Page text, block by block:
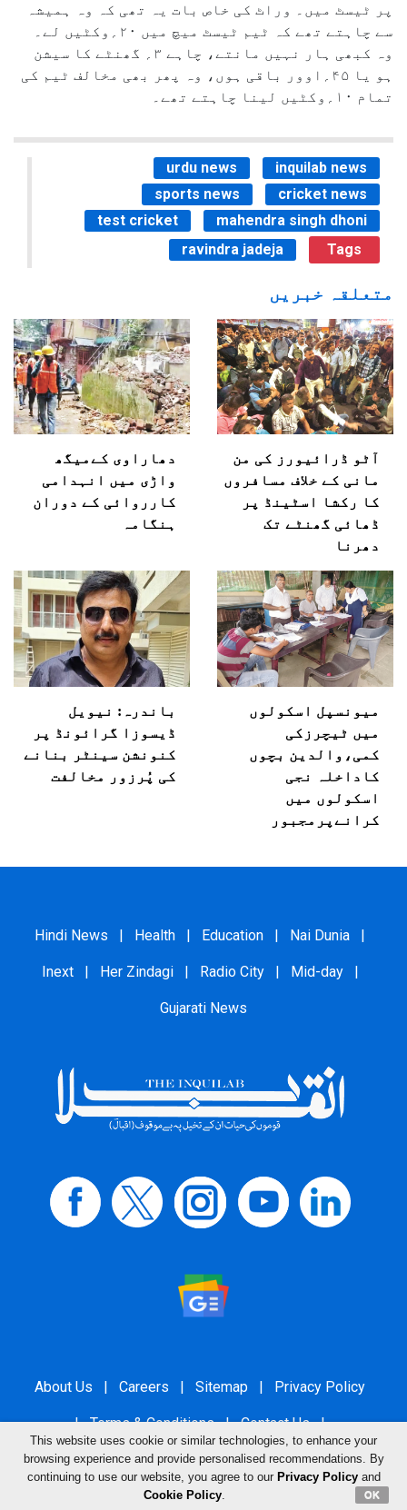
پر ٹیسٹ میں۔ وراٹ کی خاص بات یہ تھی کہ وہ ہمیشہ
سے چاہتے تھے کہ ٹیم ٹیسٹ میچ میں ۲۰؍وکٹیں لے۔
وہ کبھی ہار نہیں مانتے، چاہے ۳؍ گھنٹے کا سیشن
ہو یا ۴۵؍اوور باقی ہوں، وہ پھر بھی مخالف ٹیم کی
تمام ۱۰؍وکٹیں لینا چاہتے تھے۔
urdu news
inquilab news
sports news
cricket news
test cricket
mahendra singh dhoni
ravindra jadeja
Tags
متعلقہ خبریں
آٹو ڈرائیورز کی من
مانی کے خلاف مسافروں
کا رکشا اسٹینڈ پر
ڈھائی گھنٹے تک
دھرنا
دھاراوی کےمیگھ
واڑی میں انہدامی
کارروائی کے دوران
ہنگامہ
میونسپل اسکولوں
میں ٹیچرزکی
کمی،والدین بچوں
کاداخلہ نجی
اسکولوں میں
کرانےپرمجبور
باندرہ: نیویل
ڈیسوزا گرائونڈ پر
کنونشن سینٹر بنانے
کی پُرزور مخالفت
Hindi News | Health | Education | Nai Dunia |
Inext | Her Zindagi | Radio City | Mid-day |
Gujarati News
About Us | Careers | Sitemap | Privacy Policy
| Terms & Conditions | Contact Us |
Grievance Redressal
This website uses cookie or similar technologies, to enhance your
browsing experience and provide personalised recommendations. By
continuing to use our website, you agree to our Privacy Policyand
Cookie Policy. OK